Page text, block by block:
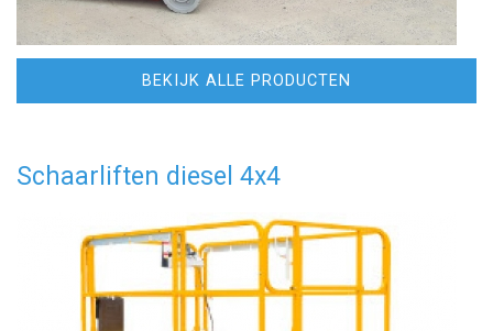
BEKIJK ALLE PRODUCTEN
Schaarliften diesel 4x4